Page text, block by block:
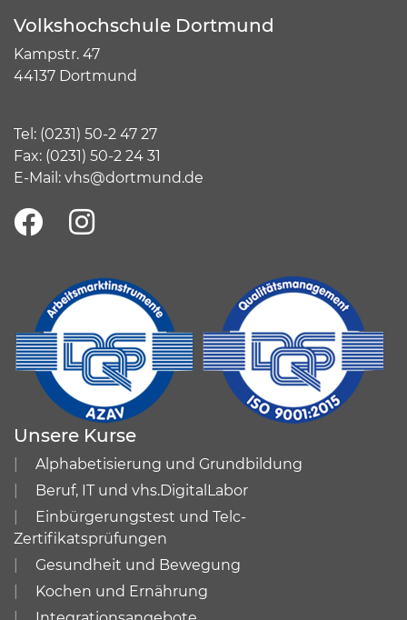
Volkshochschule Dortmund
Kampstr. 47
44137 Dortmund
Tel: (0231) 50-2 47 27
Fax: (0231) 50-2 24 31
E-Mail: vhs@dortmund.de
Unsere Kurse
Alphabetisierung und Grundbildung
Beruf, IT und vhs.DigitalLabor
Einbürgerungstest und Telc-
Zertifikatsprüfungen
Gesundheit und Bewegung
Kochen und Ernährung